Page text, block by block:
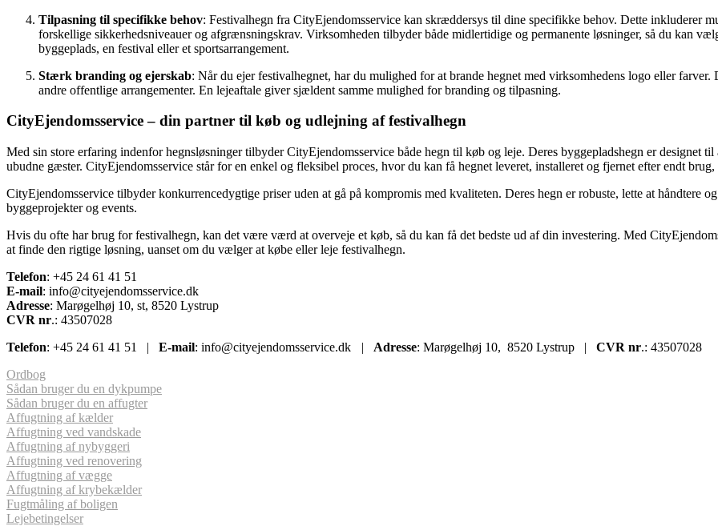
Tilpasning til specifikke behov: Festivalhegn fra CityEjendomsservice kan skræddersys til dine specifikke behov. Dette inkluderer
forskellige sikkerhedsniveauer og afgrænsningskrav. Virksomheden tilbyder både midlertidige og permanente løsninger, så du kan
byggeplads, en festival eller et sportsarrangement.
Stærk branding og ejerskab: Når du ejer festivalhegnet, har du mulighed for at brande hegnet med virksomhedens logo eller
andre offentlige arrangementer. En lejeaftale giver sjældent samme mulighed for branding og tilpasning.
CityEjendomsservice – din partner til køb og udlejning af festivalhegn
Med sin store erfaring indenfor hegnsløsninger tilbyder CityEjendomsservice både hegn til køb og leje. Deres byggepladshegn er designet
ubudne gæster. CityEjendomsservice står for en enkel og fleksibel proces, hvor du kan få hegnet leveret, installeret og fjernet efter endt
CityEjendomsservice tilbyder konkurrencedygtige priser uden at gå på kompromis med kvaliteten. Deres hegn er robuste, lette at håndtere
byggeprojekter og events.
Hvis du ofte har brug for festivalhegn, kan det være værd at overveje et køb, så du kan få det bedste ud af din investering. Med
at finde den rigtige løsning, uanset om du vælger at købe eller leje festivalhegn.
Telefon: +45 24 61 41 51
E-mail: info@cityejendomsservice.dk
Adresse: Marøgelhøj 10, st, 8520 Lystrup
CVR nr.: 43507028
Telefon: +45 24 61 41 51 | E-mail: info@cityejendomsservice.dk | Adresse: Marøgelhøj 10, 8520 Lystrup | CVR nr.: 43507028
Ordbog
Sådan bruger du en dykpumpe
Sådan bruger du en affugter
Affugtning af kælder
Affugtning ved vandskade
Affugtning af nybyggeri
Affugtning ved renovering
Affugtning af vægge
Affugtning af krybekælder
Fugtmåling af boligen
Lejebetingelser